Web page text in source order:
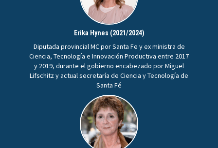
Erika Hynes (2021/2024)
Diputada provincial MC por Santa Fe y ex ministra de
Ciencia, Tecnología e Innovación Productiva entre 2017
y 2019, durante el gobierno encabezado por Miguel
Lifschitz y actual secretaría de Ciencia y Tecnología de
Santa Fé